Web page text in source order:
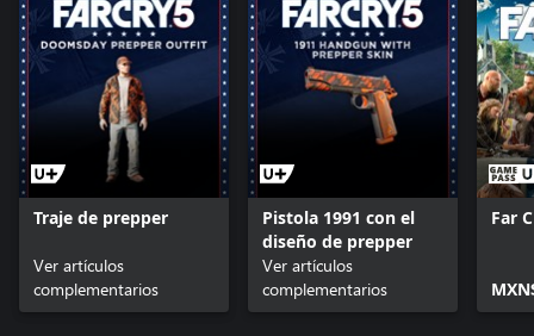
Traje de prepper
Ver artículos
complementarios
Pistola 1991 con el
diseño de prepper
Ver artículos
complementarios
Far